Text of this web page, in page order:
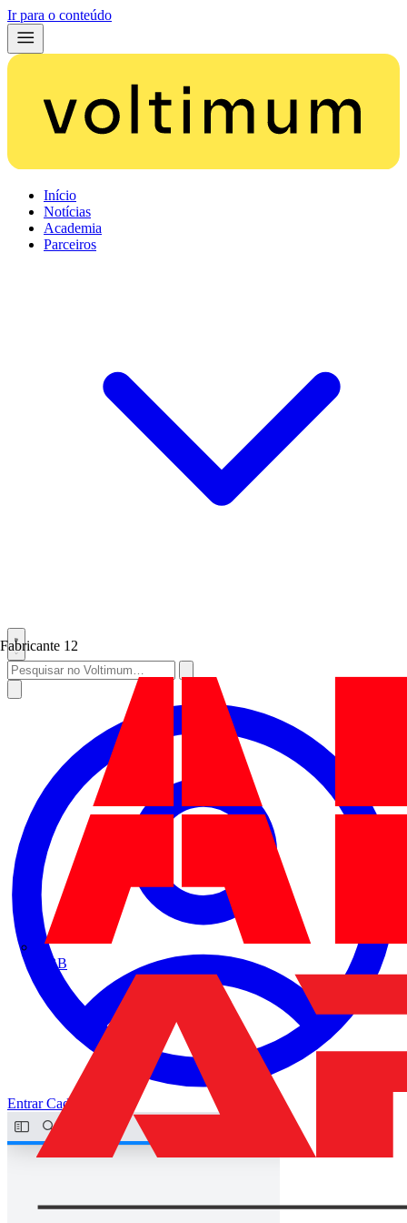
Ir para o conteúdo
Início
Notícias
Academia
Parceiros
Fabricante 12
ABB
EntrarCadastrar